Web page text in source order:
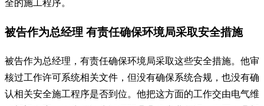
全的施工程序。
被告作为总经理 有责任确保环境局采取安全措施
被告作为总经理，有责任确保环境局采取这些安全措施。他审
核过工作许可系统相关文件，但没有确保系统合规，也没有确
认相关安全施工程序是否到位。他把这方面的工作交由电气维